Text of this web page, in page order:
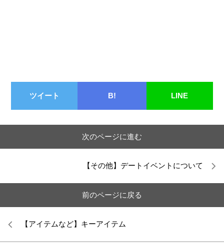
ツイート B! LINE
次のページに進む
【その他】デートイベントについて
前のページに戻る
【アイテムなど】キーアイテム